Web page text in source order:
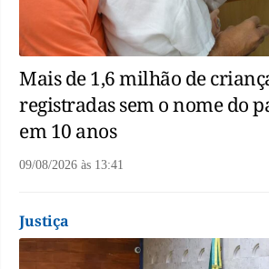
Mais de 1,6 milhão de
registradas sem o nome do
em 10 anos
09/08/2026 às 13:41
Justiça